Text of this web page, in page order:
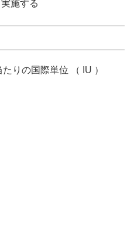
施する
りの国際単位 （ IU ）